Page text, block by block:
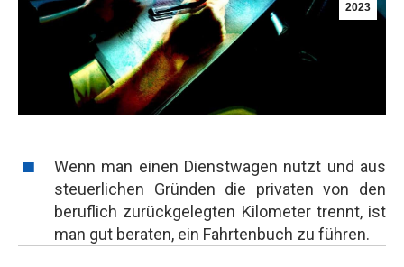
2023
Wenn man einen Dienstwagen nutzt und aus
steuerlichen Gründen die privaten von den
beruflich zurückgelegten Kilometer trennt, ist
man gut beraten, ein Fahrtenbuch zu führen.